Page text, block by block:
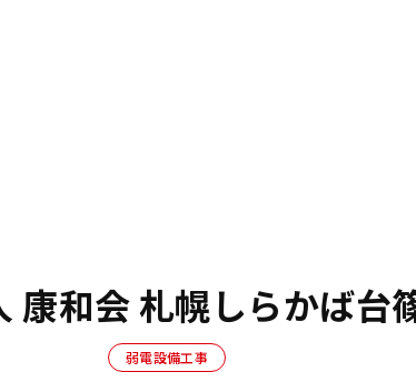
康和会 札幌しらかば台
弱電設備工事